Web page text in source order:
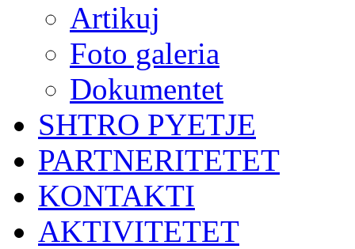
Artikuj
Foto galeria
Dokumentet
SHTRO PYETJE
PARTNERITETET
KONTAKTI
AKTIVITETET